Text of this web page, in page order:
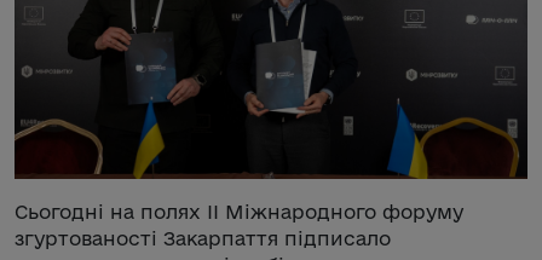
Сьогодні на полях ІІ Міжнародного форуму
згуртованості Закарпаття підписало